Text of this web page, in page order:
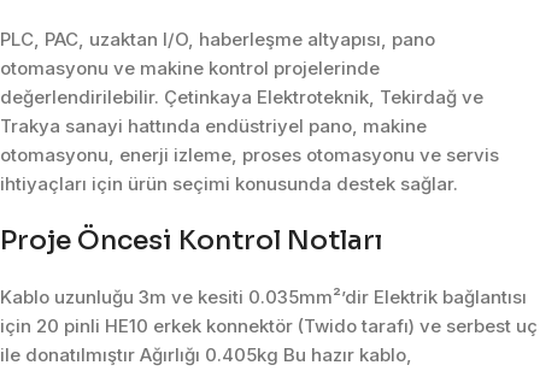
PLC, PAC, uzaktan I/O, haberleşme altyapısı, pano
otomasyonu ve makine kontrol projelerinde
değerlendirilebilir. Çetinkaya Elektroteknik, Tekirdağ ve
Trakya sanayi hattında endüstriyel pano, makine
otomasyonu, enerji izleme, proses otomasyonu ve servis
ihtiyaçları için ürün seçimi konusunda destek sağlar.
Proje Öncesi Kontrol Notları
Kablo uzunluğu 3m ve kesiti 0.035mm²’dir Elektrik bağlantısı
için 20 pinli HE10 erkek konnektör (Twido tarafı) ve serbest uç
ile donatılmıştır Ağırlığı 0.405kg Bu hazır kablo,